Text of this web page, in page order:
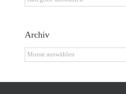
Archiv
Archiv